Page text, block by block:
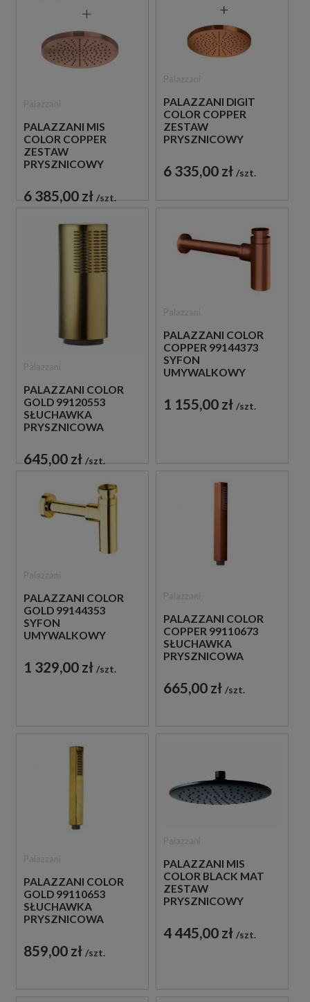
PALAZZANI MIS
COLOR COPPER
ZESTAW
PRYSZNICOWY
6 385,00 zł szt.
PALAZZANI DIGIT
COLOR COPPER
ZESTAW
PRYSZNICOWY
6 335,00 zł szt.
PALAZZANI COLOR
GOLD 99120553
SŁUCHAWKA
PRYSZNICOWA
645,00 zł szt.
PALAZZANI COLOR
COPPER 99144373
SYFON
UMYWALKOWY
1 155,00 zł szt.
PALAZZANI COLOR
GOLD 99144353
SYFON
UMYWALKOWY
1 329,00 zł szt.
PALAZZANI COLOR
COPPER 99110673
SŁUCHAWKA
PRYSZNICOWA
665,00 zł szt.
PALAZZANI COLOR
GOLD 99110653
SŁUCHAWKA
PRYSZNICOWA
859,00 zł szt.
PALAZZANI MIS
COLOR BLACK MAT
ZESTAW
PRYSZNICOWY
4 445,00 zł szt.